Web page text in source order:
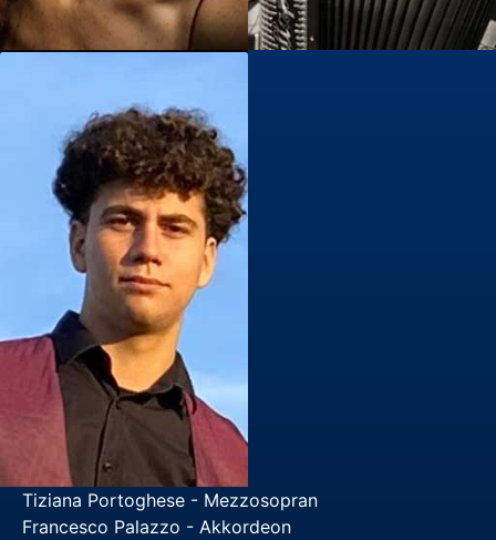
Tiziana Portoghese - Mezzosopran
Francesco Palazzo - Akkordeon